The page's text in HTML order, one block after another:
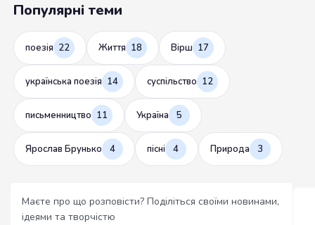
Популярні теми
поезія 22 Життя 18 Вірш 17
українська поезія 14 суспільство 12
письменництво 11 Україна 5
Ярослав Брунько 4 пісні 4 Природа 3
Маєте про що розповісти? Поділіться своїми новинами,
ідеями та творчістю